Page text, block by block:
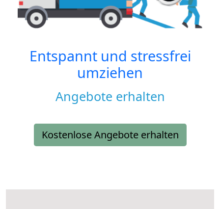
Entspannt und stressfrei
umziehen
Angebote erhalten
Kostenlose Angebote erhalten